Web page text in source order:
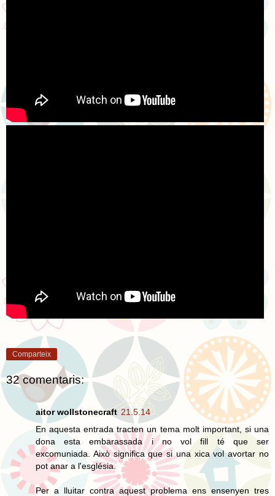
Comparteix
32 comentaris:
aitor wollstonecraft 21.5.14
En aquesta entrada tracten un tema molt important, si una
dona esta embarassada i no vol fill té que ser
excomuniada. Això significa que si una xica vol avortar no
pot anar a l'església.
Per a lluitar contra aquest problema ens ensenyen tres